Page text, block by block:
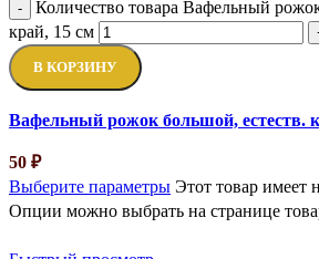
-
Количество товара Вафельный
край, 15 см
В КОРЗИНУ
Вафельный рожок большой, естеств.
50 ₽
Выберите параметры Этот товар имеет
Опции можно выбрать на странице